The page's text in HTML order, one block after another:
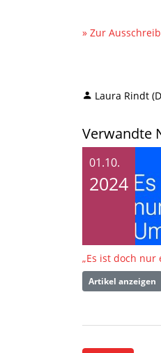
» Zur
Laura Rindt
Verwandte
01.10.
2024
„Es ist doch
Artikel anzeigen